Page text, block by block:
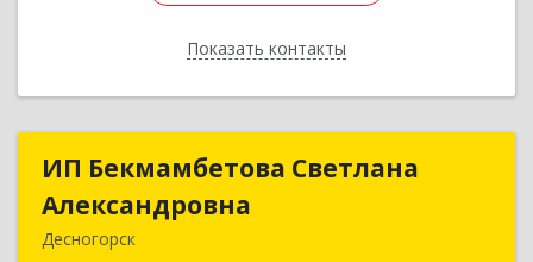
Показать контакты
Назад
ИП Бекмамбетова Светлана
Александровна
Десногорск
ИП Бекмамбетова Светлана